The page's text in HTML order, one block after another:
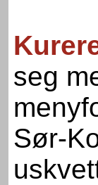
seg
Sør-